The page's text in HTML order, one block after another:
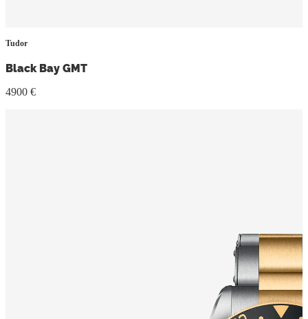
Tudor
Black Bay GMT
4900 €